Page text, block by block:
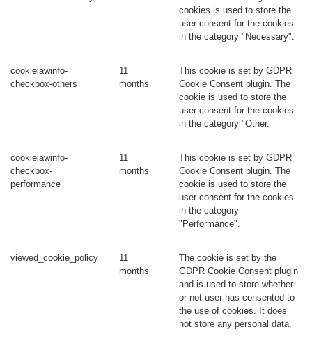
cookies is used to store the
user consent for the cookies
in the category "Necessary".
cookielawinfo-
checkbox-others
11
months
This cookie is set by GDPR
Cookie Consent plugin. The
cookie is used to store the
user consent for the cookies
in the category "Other.
cookielawinfo-
checkbox-
performance
11
months
This cookie is set by GDPR
Cookie Consent plugin. The
cookie is used to store the
user consent for the cookies
in the category
"Performance".
viewed_cookie_policy
11
months
The cookie is set by the
GDPR Cookie Consent plugin
and is used to store whether
or not user has consented to
the use of cookies. It does
not store any personal data.